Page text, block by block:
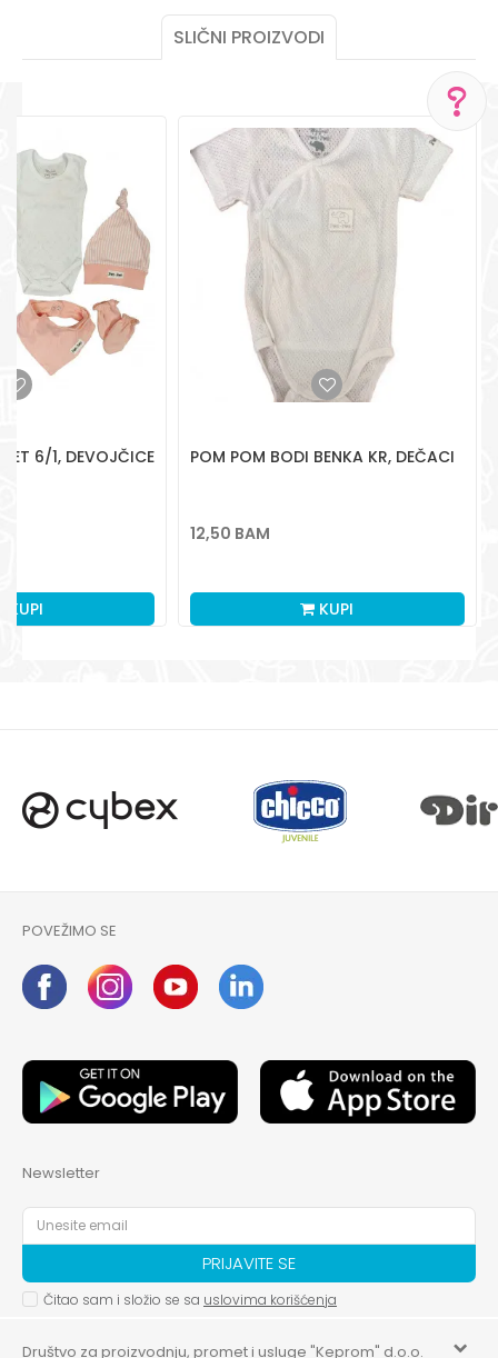
POMOĆ PRI KUPOVINI
Za više informacija,
pomoć i porudžbine
+387 656-72209
Radno vreme
Pon-Subota: 09:00-
Pišite nam
aksaonlinebih@aksabih.ba
Poruka
POŠALJI
SLIČNI PROIZVODI
6/1, DEVOJČICE
KUPI
POM POM BODI BENKA KR, DEČACI
12,50 BAM
KUPI
POVEŽIMO SE
Newsletter
PRIJAVITE SE
Čitao sam i složio se sa uslovima korišćenja
Društvo za proizvodnju, promet i usluge "Keprom" d.o.o.